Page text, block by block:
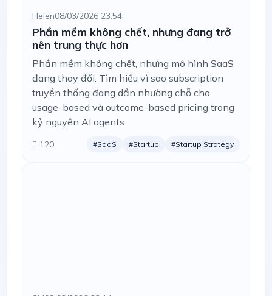
Helen08/03/2026 23:54
Phần mềm không chết, nhưng đang trở
nên trung thực hơn
Phần mềm không chết, nhưng mô hình SaaS
đang thay đổi. Tìm hiểu vì sao subscription
truyền thống đang dần nhường chỗ cho
usage-based và outcome-based pricing trong
kỷ nguyên AI agents.
120 #SaaS #Startup #Startup Strategy